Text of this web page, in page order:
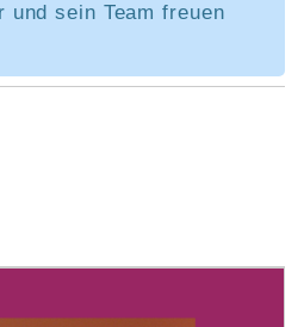
und sein Team freuen